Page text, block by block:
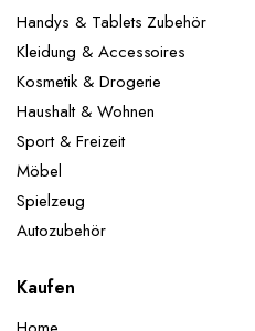
Handys & Tablets Zubehör
Kleidung & Accessoires
Kosmetik & Drogerie
Haushalt & Wohnen
Sport & Freizeit
Möbel
Spielzeug
Autozubehör
Kaufen